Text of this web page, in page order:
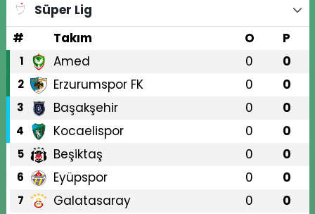
Süper Lig
#
Takım O P
1 Amed 0 0
2 Erzurumspor FK 0 0
3 Başakşehir 0 0
4 Kocaelispor 0 0
5 Beşiktaş 0 0
6 Eyüpspor 0 0
7 Galatasaray 0 0